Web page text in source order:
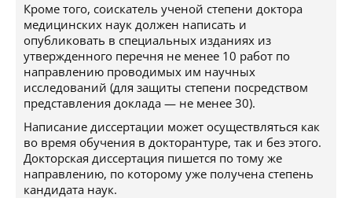
Кроме того, соискатель ученой степени доктора
медицинских наук должен написать и
опубликовать в специальных изданиях из
утвержденного перечня не менее 10 работ по
направлению проводимых им научных
исследований (для защиты степени посредством
представления доклада — не менее 30).
Написание диссертации может осуществляться как
во время обучения в докторантуре, так и без этого.
Докторская диссертация пишется по тому же
направлению, по которому уже получена степень
кандидата наук.